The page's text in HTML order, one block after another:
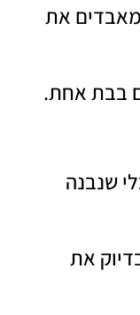
את
בבת אחת.
שנבנה
את